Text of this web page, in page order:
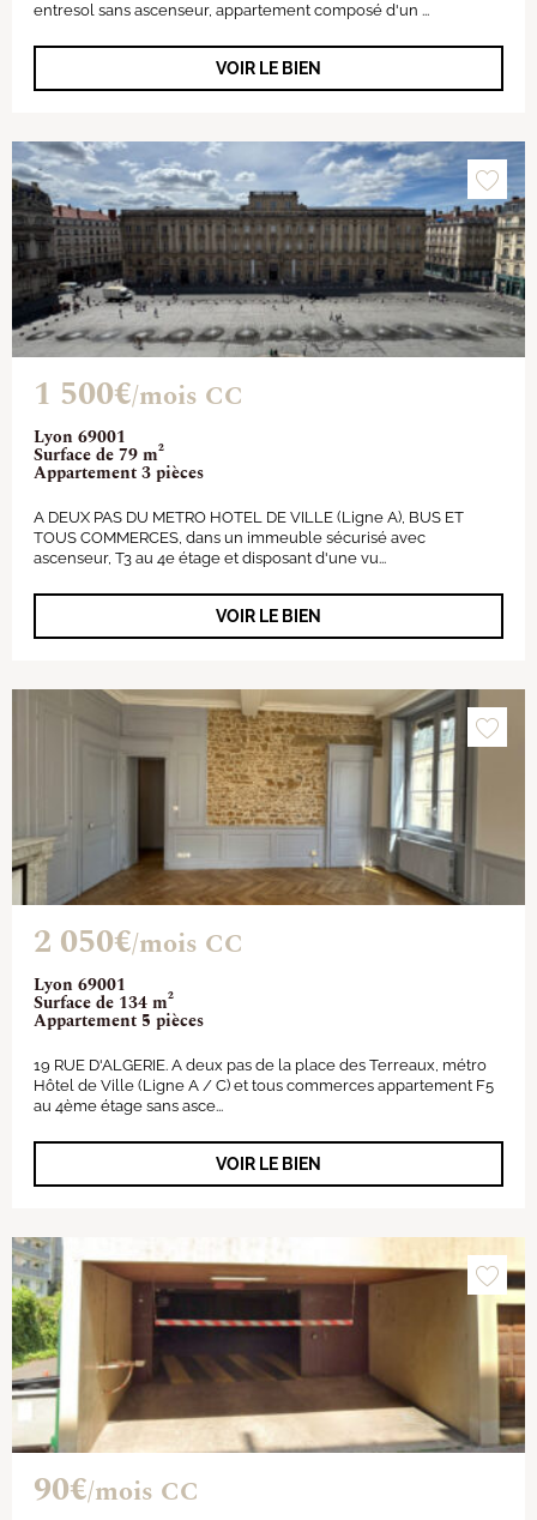
entresol sans ascenseur, appartement composé d'un ...
VOIR LE BIEN
Lyon 69001
Surface de 79 m²
Appartement 3 pièces
1 500€/mois CC
A DEUX PAS DU METRO HOTEL DE VILLE (Ligne A), BUS ET
TOUS COMMERCES, dans un immeuble sécurisé avec
ascenseur, T3 au 4e étage et disposant d'une vu...
VOIR LE BIEN
Lyon 69001
Surface de 134 m²
Appartement 5 pièces
2 050€/mois CC
19 RUE D'ALGERIE. A deux pas de la place des Terreaux, métro
Hôtel de Ville (Ligne A / C) et tous commerces appartement F5
au 4ème étage sans asce...
VOIR LE BIEN
90€/mois CC